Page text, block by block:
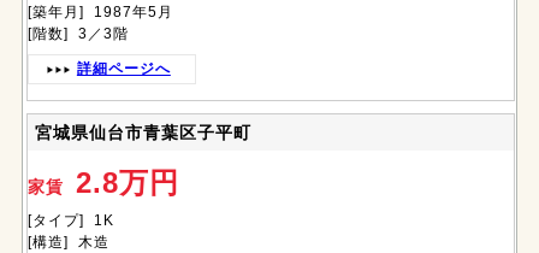
[築年月] 1987年5月
[階数] 3／3階
詳細ページへ
宮城県仙台市青葉区子平町
家賃 2.8万円
[タイプ] 1K
[構造] 木造